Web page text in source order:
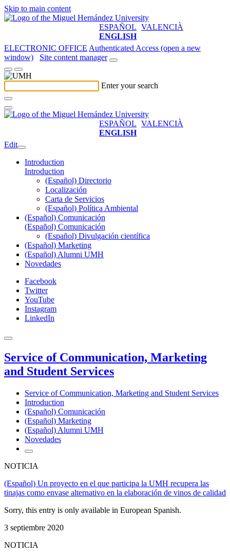
Skip to main content
ESPAÑOL VALENCIÀ
ENGLISH
ELECTRONIC OFFICE Authenticated Access (open a new
window)
Site content manager
Enter your search
ESPAÑOL VALENCIÀ
ENGLISH
Edit
Introduction
Introduction
(Español) Directorio
Localización
Carta de Servicios
(Español) Política Ambiental
(Español) Comunicación
(Español) Comunicación
(Español) Divulgación científica
(Español) Marketing
(Español) Alumni UMH
Novedades
Facebook
Twitter
YouTube
Instagram
LinkedIn
Service of Communication, Marketing
and Student Services
Service of Communication, Marketing and Student Services
Introduction
(Español) Comunicación
(Español) Marketing
(Español) Alumni UMH
Novedades
NOTICIA
(Español) Un proyecto en el que participa la UMH recupera las
tinajas como envase alternativo en la elaboración de vinos de calidad
Sorry, this entry is only available in European Spanish.
3 septiembre 2020
NOTICIA